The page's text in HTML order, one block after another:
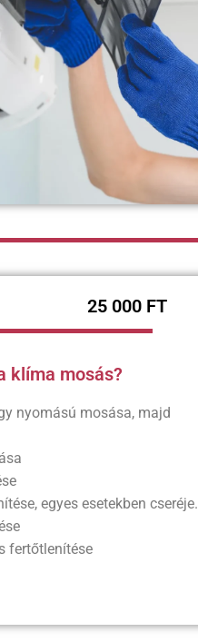
25 000 FT
klíma mosás?
nyomású mosása, majd
egyes esetekben cseréje.
fertőtlenítése